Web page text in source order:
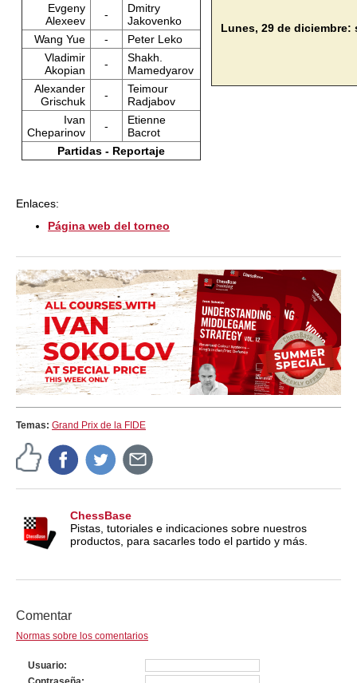
Evgeny
Alexeev
-
Dmitry
Jakovenko
Wang Yue
-
Peter Leko
Vladimir
Akopian
-
Shakh.
Mamedyarov
Alexander
Grischuk
-
Teimour
Radjabov
Ivan
Cheparinov
-
Etienne
Bacrot
Partidas - Reportaje
Lunes, 29 de diciembre:
Enlaces:
Página web del torneo
Temas: Grand Prix de la FIDE
ChessBase
Pistas, tutoriales e indicaciones sobre nuestros
productos, para sacarles todo el partido y más.
Comentar
Normas sobre los comentarios
Usuario